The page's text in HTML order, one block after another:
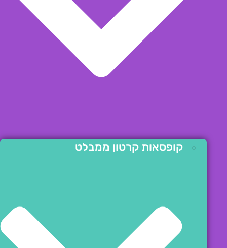
קופסאות קרטון ממבלט